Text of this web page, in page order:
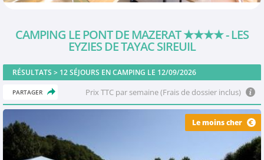
CAMPING LE PONT DE MAZERAT★★★★- LES
EYZIES DE TAYAC SIREUIL
RÉSULTATS > 12SÉJOURS EN CAMPING LE 12/09/2026
PARTAGER Prix TTC par semaine (Frais de dossier inclus)
Le moins cher